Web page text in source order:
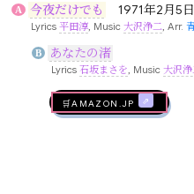
A 今夜だけでも 1971年2月5
Lyrics平田淳 , Music大沢浄二 , Arr.
B あなたの渚
Lyrics 石坂まさを, Music 大沢浄
🛒AMAZON.jp